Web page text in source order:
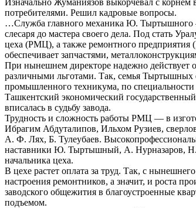
потребителями. Решил кадровые вопросы.
…Служба главного механика Ю. Тыртышного
слесаря до мастера своего дела. Под стать
цеха (РМЦ), а также ремонтного предприятия
обеспечивает запчастями,
При нынешнем директоре надежно действует
различными льготами. Так, семья Тыртышных
промышленного техникума, по специальности
Ташкентский экономический
вписалась в судьбу завода.
Трудность и сложность работы РМЦ — в
Ибрагим Абдуталипов, Ильхом Рузиев,
А. Ф. Лях, Б. Тулеубаев.
наставники Ю. Тыртышный, А. Нурназаров, Н.
начальника цеха.
В цехе растет оплата за труд. Так, с
настроения ремонтников, а значит, и роста
заводского общежития в благоустроенные
подъемом.